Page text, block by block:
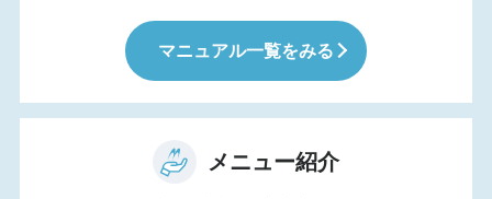
マニュアル一覧をみる
メニュー紹介